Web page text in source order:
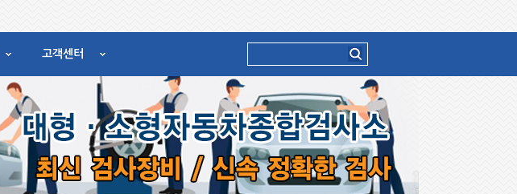
고객센터